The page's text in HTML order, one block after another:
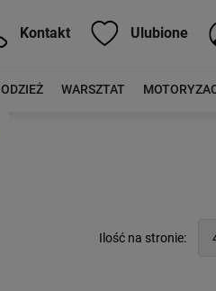
Kontakt Ulubione
ODZIEŻ WARSZTAT
Ilość na stronie: